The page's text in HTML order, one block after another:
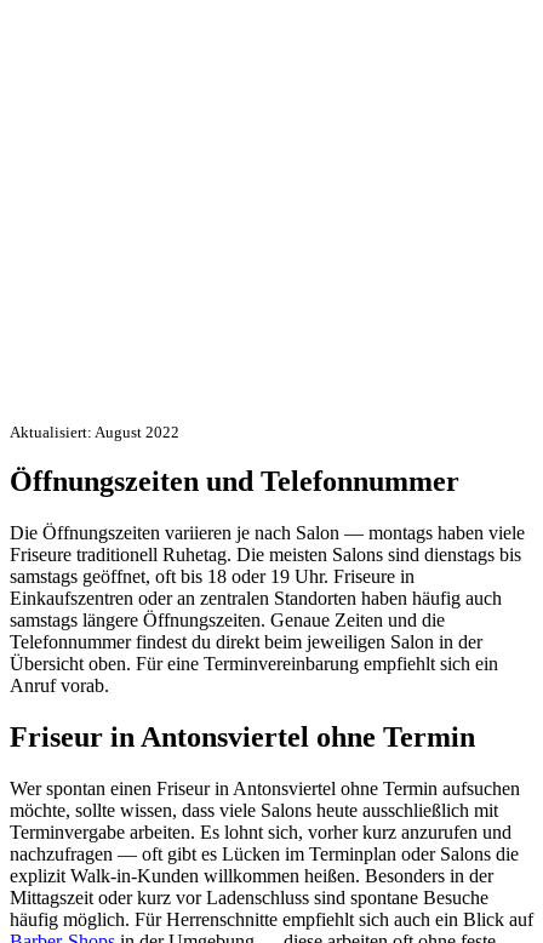
Aktualisiert: August 2022
Öffnungszeiten und Telefonnummer
Die Öffnungszeiten variieren je nach Salon — montags haben viele
Friseure traditionell Ruhetag. Die meisten Salons sind dienstags bis
samstags geöffnet, oft bis 18 oder 19 Uhr. Friseure in
Einkaufszentren oder an zentralen Standorten haben häufig auch
samstags längere Öffnungszeiten. Genaue Zeiten und die
Telefonnummer findest du direkt beim jeweiligen Salon in der
Übersicht oben. Für eine Terminvereinbarung empfiehlt sich ein
Anruf vorab.
Friseur in Antonsviertel ohne Termin
Wer spontan einen Friseur in Antonsviertel ohne Termin aufsuchen
möchte, sollte wissen, dass viele Salons heute ausschließlich mit
Terminvergabe arbeiten. Es lohnt sich, vorher kurz anzurufen und
nachzufragen — oft gibt es Lücken im Terminplan oder Salons die
explizit Walk-in-Kunden willkommen heißen. Besonders in der
Mittagszeit oder kurz vor Ladenschluss sind spontane Besuche
häufig möglich. Für Herrenschnitte empfiehlt sich auch ein Blick auf